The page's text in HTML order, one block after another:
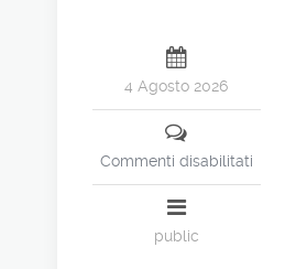
4 Agosto 2026
Commenti disabilitati
public